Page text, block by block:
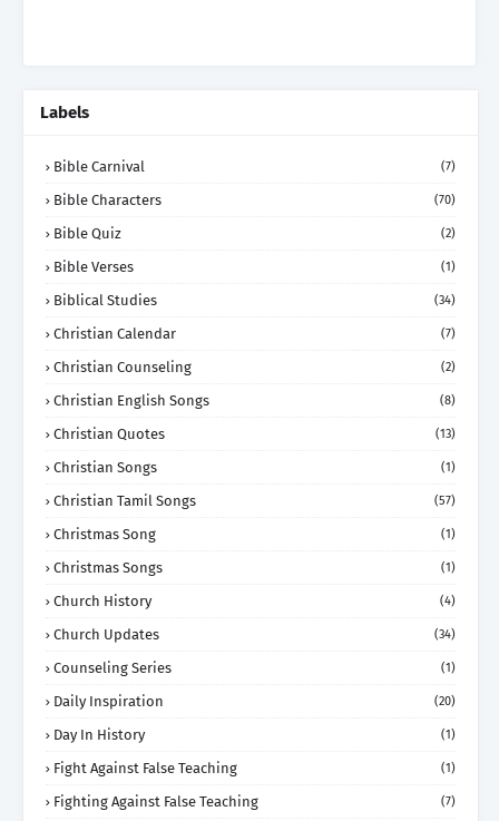
Labels
Bible Carnival (7)
Bible Characters (70)
Bible Quiz (2)
Bible Verses (1)
Biblical Studies (34)
Christian Calendar (7)
Christian Counseling (2)
Christian English Songs (8)
Christian Quotes (13)
Christian Songs (1)
Christian Tamil Songs (57)
Christmas Song (1)
Christmas Songs (1)
Church History (4)
Church Updates (34)
Counseling Series (1)
Daily Inspiration (20)
Day In History (1)
Fight Against False Teaching (1)
Fighting Against False Teaching (7)